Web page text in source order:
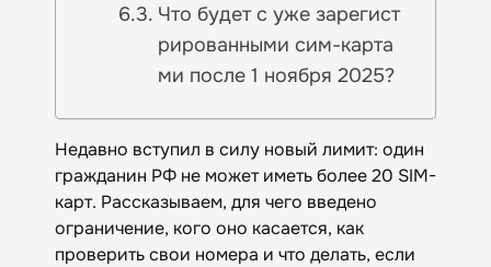
Что будет с уже зарегист
рированными сим-карта
ми после 1 ноября 2025?
Недавно вступил в силу новый лимит: один
гражданин РФ не может иметь более 20 SIM-
карт. Рассказываем, для чего введено
ограничение, кого оно касается, как
проверить свои номера и что делать, если